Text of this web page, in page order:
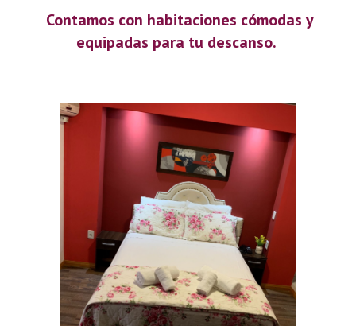
Contamos con habitaciones cómodas y
equipadas para tu descanso.